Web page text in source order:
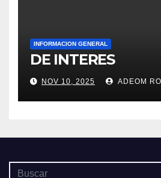
INFORMACION GENERAL
DE INTERES
NOV 10, 2025 ADEOM